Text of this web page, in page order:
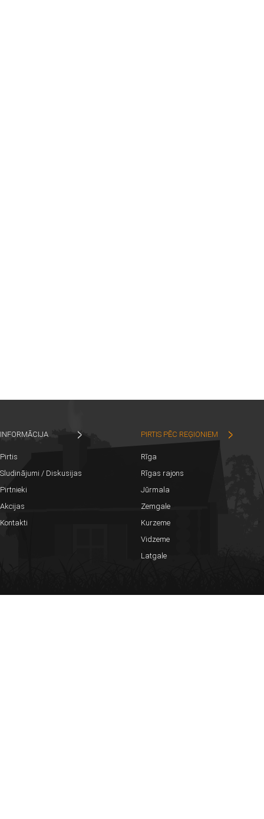
INFORMĀCIJA
Pirtis
Sludinājumi / Diskusijas
Pirtnieki
Akcijas
Kontakti
PIRTIS PĒC REĢIONIEM
Rīga
Rīgas rajons
Jūrmala
Zemgale
Kurzeme
Vidzeme
Latgale